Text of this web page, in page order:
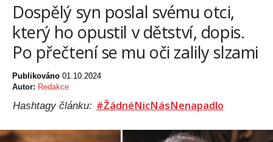
Dospělý syn poslal svému otci,
který ho opustil v dětství, dopis.
Po přečtení se mu oči zalily slzami
Publikováno 01.10.2024
Autor: Redakce
Hashtagy článku: #ŽádnéNicNásNenapadlo